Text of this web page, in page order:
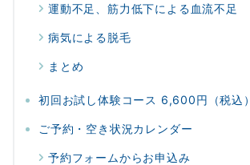
運動不足、筋力低下による血流不足
病気による脱毛
まとめ
初回お試し体験コース 6,600円（税込）
ご予約・空き状況カレンダー
予約フォームからお申込み